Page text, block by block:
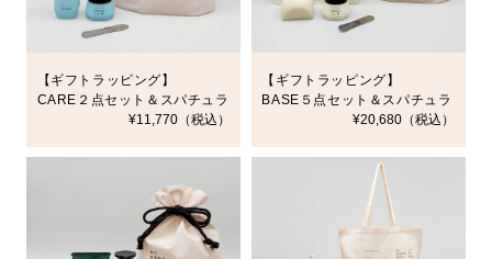
【ギフトラッピング】
CARE２点セット＆スパチュラ
¥11,770（税込）
【ギフトラッピング】
BASE５点セット＆スパチュラ
¥20,680（税込）